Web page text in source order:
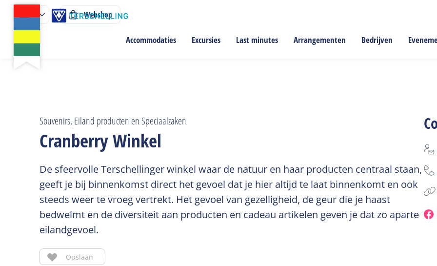
Accommodaties Excursies Last minutes Arrangementen Bedrijven
Webshop
Souvenirs, Eiland producten en Speciaalzaken
Cranberry Winkel
De sfeervolle Terschellinger winkel waar de natuur en haar producten centraal staan,
geeft je bij binnenkomst direct het gevoel dat je hier altijd te laat binnenkomt en ook
steeds weer te vroeg vertrekt. Het gevoel van gezelligheid, de geur die je haast
bedwelmt en de diversiteit aan producten en cadeau artikelen geven je dat zo aparte
eilandgevoel.
Opslaan